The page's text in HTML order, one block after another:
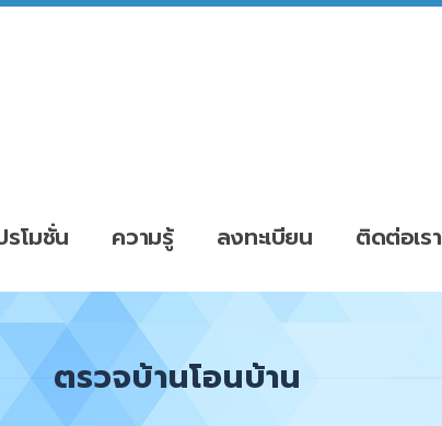
รโมชั่น ความรู้ ลงทะเบียน ติดต่อเรา
ตรวจบ้านโอนบ้าน